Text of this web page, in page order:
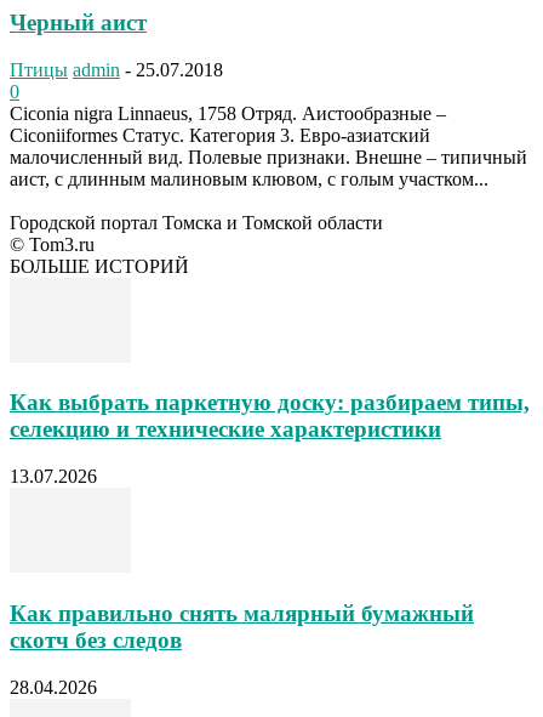
Черный аист
Птицы admin - 25.07.2018
0
Ciconia nigra Linnaeus, 1758 Отряд. Аистообразные –
Ciconiiformes Статус. Категория 3. Евро-азиатский
малочисленный вид. Полевые признаки. Внешне – типичный
аист, с длинным малиновым клювом, с голым участком...
Городской портал Томска и Томской области
© Tom3.ru
БОЛЬШЕ ИСТОРИЙ
Как выбрать паркетную доску: разбираем типы,
селекцию и технические характеристики
13.07.2026
Как правильно снять малярный бумажный
скотч без следов
28.04.2026